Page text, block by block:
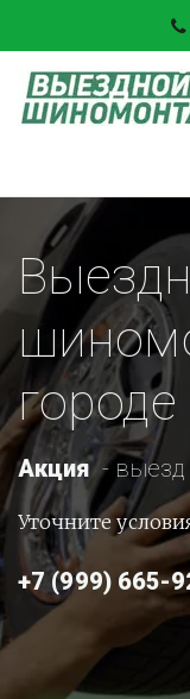
Акция - выезд
Уточните
+7 (999) 665-